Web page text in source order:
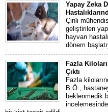
Yapay Zeka
Çinli
geliştirilen
hayvan
dönem
Fazla
Çıktı
Fazla
B.Ö.,
beklenmedik